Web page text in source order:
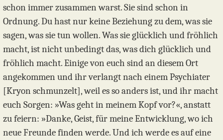
schon immer zusammen warst. Sie sind schon in
Ordnung. Du hast nur keine Beziehung zu dem, was sie
sagen, was sie tun wollen. Was sie glücklich und fröhlich
macht, ist nicht unbedingt das, was dich glücklich und
fröhlich macht. Einige von euch sind an diesem Ort
angekommen und ihr verlangt nach einem Psychiater
[Kryon schmunzelt], weil es so anders ist, und ihr macht
euch Sorgen: »Was geht in meinem Kopf vor?«, anstatt
zu feiern: »Danke, Geist, für meine Entwicklung, wo ich
neue Freunde finden werde. Und ich werde es auf eine